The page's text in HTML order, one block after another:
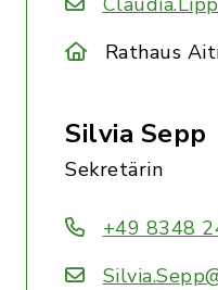
Rathaus
Silvia Sepp
Sekretärin
+49 8348